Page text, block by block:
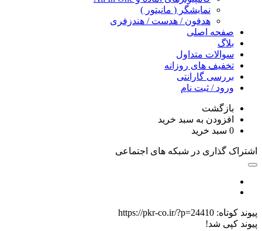
نمایشگر ( مانیتور )
هدفون / هدست / هندزفری
صفحه اصلی
بلاگ
سوالات متداول
تخفیف های روزانه
بررسی گارانتی
ورود / ثبت نام
بازگشت
افزودن به سبد خرید
0 سبد خرید
اشتراک گذاری در شبکه های اجتماعی
پیوند کوتاه: https://pkr-co.ir/?p=24410
پیوند کپی شد!